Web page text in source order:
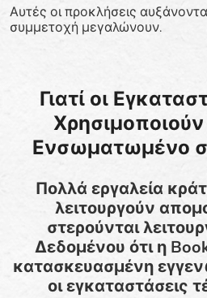
Αυτές οι προκλήσεις
συμμετοχή μεγαλώνουν.
Γιατί οι
Ενσωματωμένο
Πολλά εργαλεία
λειτουργούν
στερούνται
Δεδομένου ότι η
κατασκευασμένη
οι εγκαταστάσεις